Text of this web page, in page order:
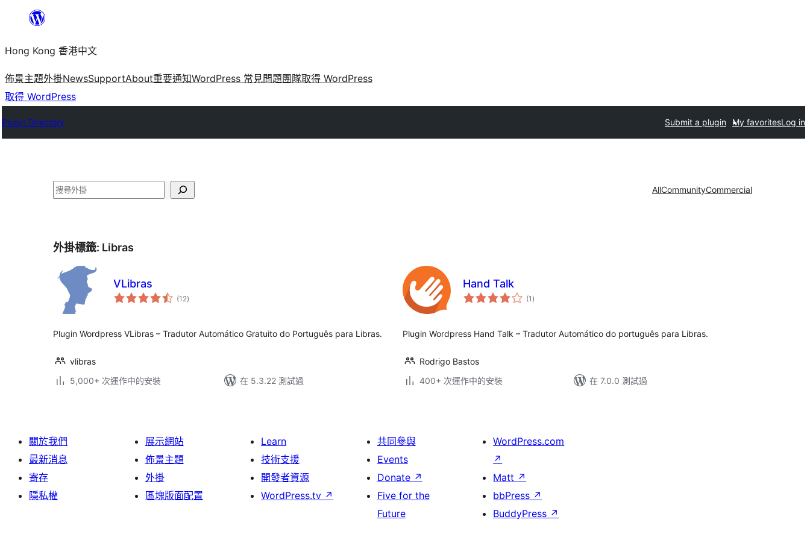
主
要
內
容
Hong Kong 香港中文
佈景主題外掛NewsSupportAbout重要通知WordPress 常見問題團隊取得 WordPress
取得 WordPress
Plugin Directory Submit a plugin My favoritesLog in
搜
AllCommunityCommercial
外掛標籤: Libras
VLibras
(12總
評)
Plugin Wordpress VLibras – Tradutor Automático Gratuito do Português para Libras.
vlibras
5,000+ 次運作中的安裝
在 5.3.22 測試過
Hand Talk
(1 總
評)
Plugin Wordpress Hand Talk – Tradutor Automático do português para Libras.
Rodrigo Bastos
400+ 次運作中的安裝
在 7.0.0 測試過
關於我們
最新消息
寄存
隱私權
展示網站
佈景主題
外掛
區塊版面配置
Learn
技術支援
開發者資源
WordPress.tv ↗
共同參與
Events
Donate ↗
Five for the
Future
WordPress.com
↗
Matt ↗
bbPress ↗
BuddyPress ↗